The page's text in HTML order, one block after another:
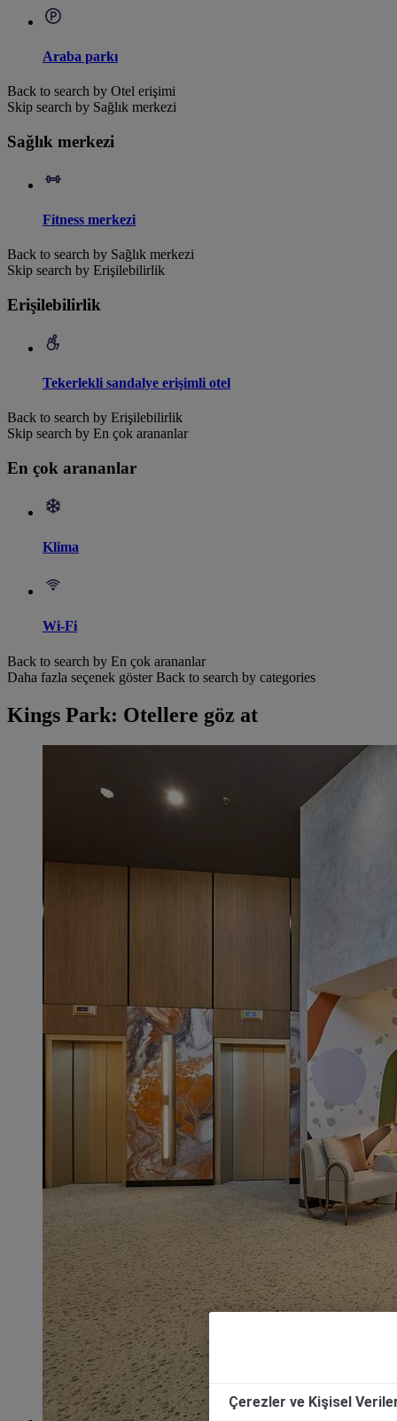
Araba parkı
Back to search by Otel erişimi
Skip search by Sağlık merkezi
Sağlık merkezi
Fitness merkezi
Back to search by Sağlık merkezi
Skip search by Erişilebilirlik
Erişilebilirlik
Tekerlekli sandalye erişimli otel
Back to search by Erişilebilirlik
Skip search by En çok arananlar
En çok arananlar
Klima
Wi-Fi
Back to search by En çok arananlar
Daha fazla seçenek göster Back to search by categories
Kings Park: Otellere göz at
Çerezler ve Kişisel